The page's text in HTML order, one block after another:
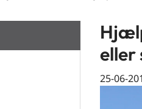
eller
25-06-